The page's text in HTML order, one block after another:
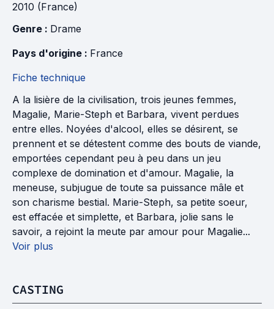
2010 (France)
Genre : Drame
Pays d'origine : France
Fiche technique
A la lisière de la civilisation, trois jeunes femmes,
Magalie, Marie-Steph et Barbara, vivent perdues
entre elles. Noyées d'alcool, elles se désirent, se
prennent et se détestent comme des bouts de viande,
emportées cependant peu à peu dans un jeu
complexe de domination et d'amour. Magalie, la
meneuse, subjugue de toute sa puissance mâle et
son charisme bestial. Marie-Steph, sa petite soeur,
est effacée et simplette, et Barbara, jolie sans le
savoir, a rejoint la meute par amour pour Magalie...
Voir plus
CASTING